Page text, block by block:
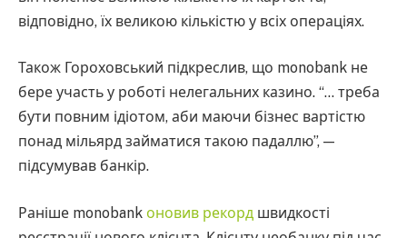
відповідно, їх великою кількістю у всіх операціях.
Також Гороховський підкреслив, що monobank не
бере участь у роботі нелегальних казино. “… треба
бути повним ідіотом, аби маючи бізнес вартістю
понад мільярд займатися такою падаллю”, —
підсумував банкір.
Раніше monobank оновив рекорд швидкості